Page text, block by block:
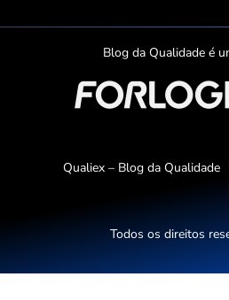
o
t
i
f
y
Blog da Qualidade é
Qualiex – Blog da
Todos os direitos